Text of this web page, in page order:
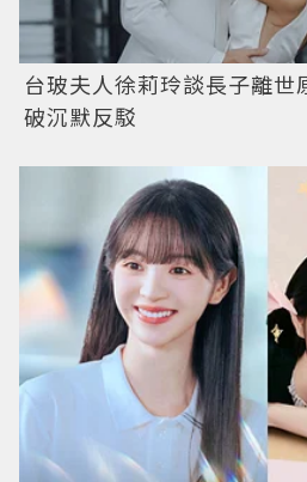
台玻夫人徐莉玲談長子離世
破沉默反駁